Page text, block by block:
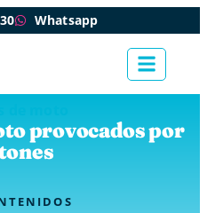
Whatsapp
provocados por